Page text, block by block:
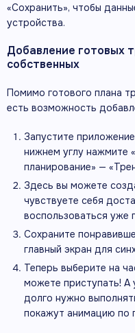
«Сохранить», чтобы
устройства.
Добавление готовых
собственных
Помимо готового плана
есть возможность
Запустите
нижнем углу нажмите
планирование» —
Здесь вы можете
чувствуете себя
воспользоваться уже
Сохраните
главный экран для
Теперь выберите на
можете приступать! А
долго нужно
покажут анимацию по